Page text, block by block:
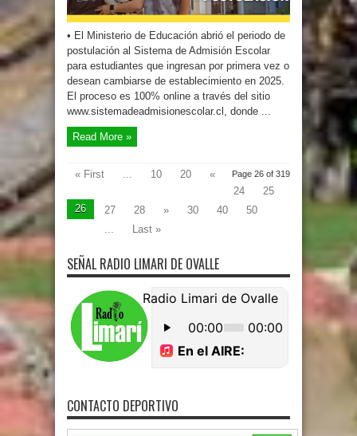
• El Ministerio de Educación abrió el periodo de
postulación al Sistema de Admisión Escolar
para estudiantes que ingresan por primera vez o
desean cambiarse de establecimiento en 2025.
El proceso es 100% online a través del sitio
www.sistemadeadmisionescolar.cl, donde ...
Read More »
Page 26 of 319
« First ... 10 20
«
24
25
26
27 28 » 30 40
50
...
Last »
SEÑAL RADIO LIMARI DE OVALLE
CONTACTO DEPORTIVO